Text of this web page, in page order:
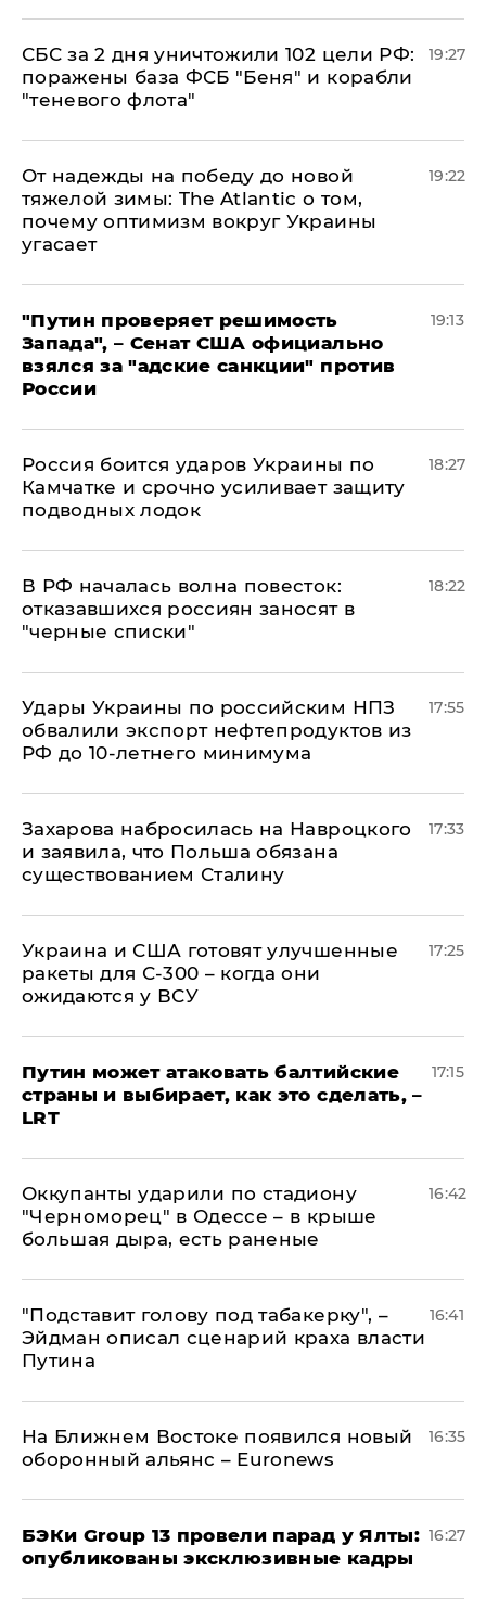
СБС за 2 дня уничтожили 102 цели РФ:
поражены база ФСБ "Беня" и корабли
"теневого флота"
19:27
От надежды на победу до новой
тяжелой зимы: The Atlantic о том,
почему оптимизм вокруг Украины
угасает
19:22
"Путин проверяет решимость
Запада", – Сенат США официально
взялся за "адские санкции" против
России
19:13
Россия боится ударов Украины по
Камчатке и срочно усиливает защиту
подводных лодок
18:27
​В РФ началась волна повесток:
отказавшихся россиян заносят в
"черные списки"
18:22
Удары Украины по российским НПЗ
обвалили экспорт нефтепродуктов из
РФ до 10-летнего минимума
17:55
​Захарова набросилась на Навроцкого
и заявила, что Польша обязана
существованием Сталину
17:33
Украина и США готовят улучшенные
ракеты для С-300 – когда они
ожидаются у ВСУ
17:25
Путин может атаковать балтийские
страны и выбирает, как это сделать, –
LRT
17:15
Оккупанты ударили по стадиону
"Черноморец" в Одессе – в крыше
большая дыра, есть раненые
16:42
​"Подставит голову под табакерку", –
Эйдман описал сценарий краха власти
Путина
16:41
На Ближнем Востоке появился новый
оборонный альянс – Euronews
16:35
​БЭКи Group 13 провели парад у Ялты:
опубликованы эксклюзивные кадры
16:27